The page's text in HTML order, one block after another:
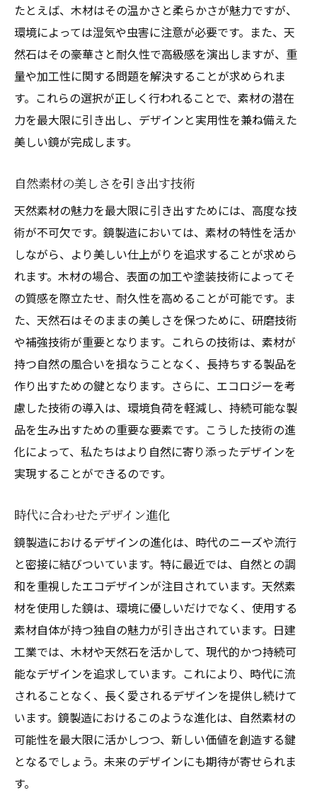
たとえば、木材はその温かさと柔らかさが魅力ですが、
環境によっては湿気や虫害に注意が必要です。また、天
然石はその豪華さと耐久性で高級感を演出しますが、重
量や加工性に関する問題を解決することが求められま
す。これらの選択が正しく行われることで、素材の潜在
力を最大限に引き出し、デザインと実用性を兼ね備えた
美しい鏡が完成します。
自然素材の美しさを引き出す技術
天然素材の魅力を最大限に引き出すためには、高度な技
術が不可欠です。鏡製造においては、素材の特性を活か
しながら、より美しい仕上がりを追求することが求めら
れます。木材の場合、表面の加工や塗装技術によってそ
の質感を際立たせ、耐久性を高めることが可能です。ま
た、天然石はそのままの美しさを保つために、研磨技術
や補強技術が重要となります。これらの技術は、素材が
持つ自然の風合いを損なうことなく、長持ちする製品を
作り出すための鍵となります。さらに、エコロジーを考
慮した技術の導入は、環境負荷を軽減し、持続可能な製
品を生み出すための重要な要素です。こうした技術の進
化によって、私たちはより自然に寄り添ったデザインを
実現することができるのです。
時代に合わせたデザイン進化
鏡製造におけるデザインの進化は、時代のニーズや流行
と密接に結びついています。特に最近では、自然との調
和を重視したエコデザインが注目されています。天然素
材を使用した鏡は、環境に優しいだけでなく、使用する
素材自体が持つ独自の魅力が引き出されています。日建
工業では、木材や天然石を活かして、現代的かつ持続可
能なデザインを追求しています。これにより、時代に流
されることなく、長く愛されるデザインを提供し続けて
います。鏡製造におけるこのような進化は、自然素材の
可能性を最大限に活かしつつ、新しい価値を創造する鍵
となるでしょう。未来のデザインにも期待が寄せられま
す。